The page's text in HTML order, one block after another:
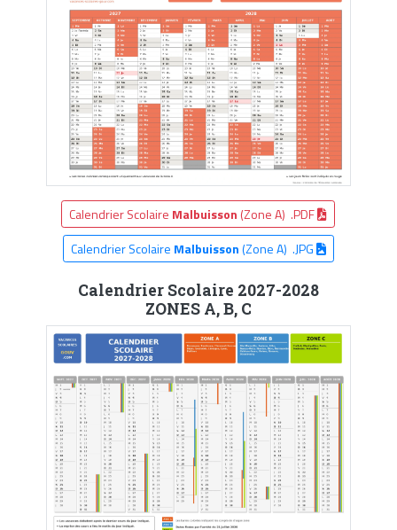
Calendrier Scolaire Malbuisson (Zone A) .PDF
Calendrier Scolaire Malbuisson(Zone A) .JPG
Calendrier Scolaire 2027-2028
ZONES A, B, C